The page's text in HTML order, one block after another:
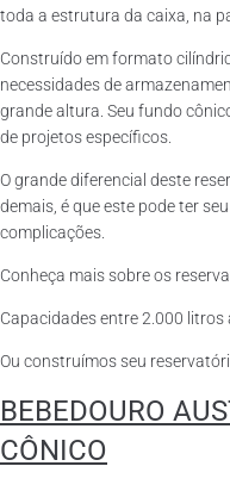
toda a estrutura da caixa, na
Construído em formato
necessidades de
grande altura. Seu fundo
de projetos específicos.
O grande diferencial deste
demais, é que este pode ter
complicações.
Conheça mais sobre os
Capacidades entre 2.000 litros
Ou construímos seu
BEBEDOURO
CÔNICO